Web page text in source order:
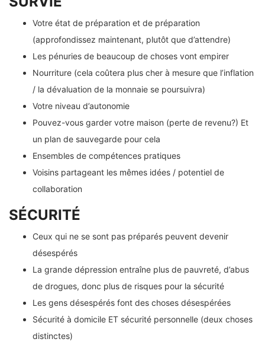
Votre état de préparation et de préparation
(approfondissez maintenant, plutôt que d’attendre)
Les pénuries de beaucoup de choses vont empirer
Nourriture (cela coûtera plus cher à mesure que l’inflation
/ la dévaluation de la monnaie se poursuivra)
Votre niveau d’autonomie
Pouvez-vous garder votre maison (perte de revenu?) Et
un plan de sauvegarde pour cela
Ensembles de compétences pratiques
Voisins partageant les mêmes idées / potentiel de
collaboration
SÉCURITÉ
Ceux qui ne se sont pas préparés peuvent devenir
désespérés
La grande dépression entraîne plus de pauvreté, d’abus
de drogues, donc plus de risques pour la sécurité
Les gens désespérés font des choses désespérées
Sécurité à domicile ET sécurité personnelle (deux choses
distinctes)